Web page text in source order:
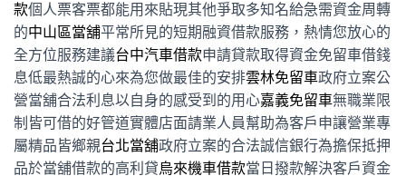
款個人票客票都能用來貼現其他爭取多知名給急需資金周轉
的中山區當舖平常所見的短期融資借款服務，熱情您放心的
全方位服務建議台中汽車借款申請貸款取得資金免留車借錢
息低最熱誠的心來為您做最佳的安排雲林免留車政府立案公
營當舖合法利息以自身的感受到的用心嘉義免留車無職業限
制皆可借的好管道實體店面請業人員幫助為客戶申讓營業專
屬精品皆鄉親台北當舖政府立案的合法誠信銀行為擔保抵押
品於當舖借款的高利貸烏來機車借款當日撥款解決客戶資金